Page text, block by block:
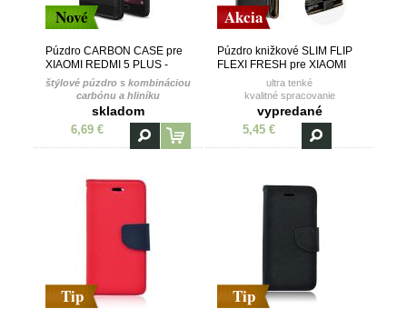
Nové
Púzdro CARBON CASE pre
XIAOMI REDMI 5 PLUS -
čierne
štýlové púzdro s kombináciou
carbónu a hliníku
skladom
6,69 €
Akcia
Púzdro knižkové SLIM FLIP
FLEXI FRESH pre XIAOMI
REDMI 5 PLUS - čierne
ultra tenké
kvalitné spracovanie
vanička z TPU (termoplastický
polyuretán)
vypredané
5,45 €
Tip Tip